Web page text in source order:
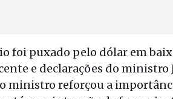
foi puxado pelo dólar em
e declarações do ministro
ministro reforçou a